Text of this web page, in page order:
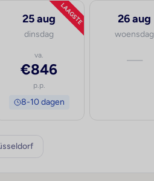
LAAGSTE
25 aug
dinsdag
va.
€846
p.p.
8-10 dagen
26 aug
woensdag
—